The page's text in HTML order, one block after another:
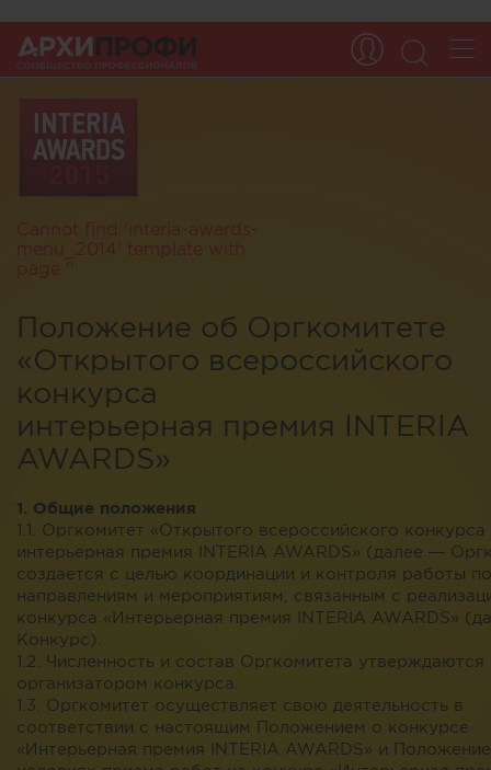
Cannot find 'interia-awards-
menu_2014' template with
page ''
Положение об Оргкомитете
«Открытого всероссийского
конкурса
интерьерная премия INTERIA
AWARDS»
1. Общие положения
1.1. Оргкомитет «Открытого всероссийского конкурса
интерьерная премия INTERIA AWARDS» (далее —
создается с целью координации и контроля работы
направлениям и мероприятиям, связанным с
конкурса «Интерьерная премия INTERIA AWARDS»
Конкурс).
1.2. Численность и состав Оргкомитета
организатором конкурса.
1.3. Оргкомитет осуществляет свою деятельность в
соответствии с настоящим Положением о конкурсе
«Интерьерная премия INTERIA AWARDS» и